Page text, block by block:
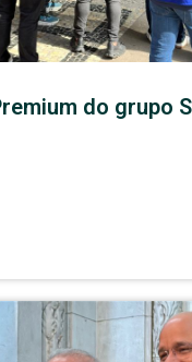
do grupo